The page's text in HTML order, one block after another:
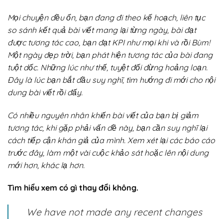
Mọi chuyện đều ổn, bạn đang đi theo kế hoạch, liên tục
so sánh kết quả bài viết mang lại từng ngày, bài đạt
được tương tác cao, bạn đạt KPI như mọi khi và rồi Bùm!
Một ngày đẹp trời, bạn phát hiện tương tác của bài đang
tuột dốc. Những lúc như thế, tuyệt đối đừng hoảng loạn.
Đây là lúc bạn bắt đầu suy nghĩ, tìm hướng đi mới cho nội
dung bài viết rồi đấy.
Có nhiều nguyên nhân khiến bài viết của bạn bị giảm
tương tác, khi gặp phải vấn đề này, bạn cần suy nghĩ lại
cách tiếp cận khán giả của mình. Xem xét lại các báo cáo
trước đây, làm một vài cuộc khảo sát hoặc lên nội dung
mới hơn, khác lạ hơn.
Tìm hiểu xem có gì thay đổi không.
We have not made any recent changes